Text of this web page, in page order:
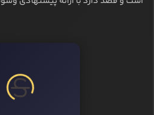
نقل از مارکا: آنتونی مارسیال مدنظر
گرفته و این تیم قصد دارد در ژانویه